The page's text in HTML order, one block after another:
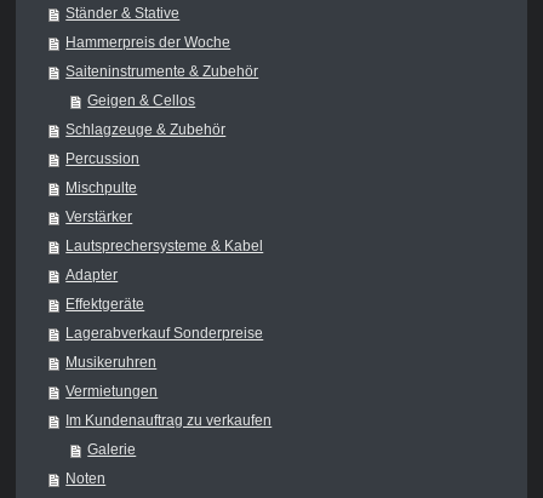
Ständer & Stative
Hammerpreis der Woche
Saiteninstrumente & Zubehör
Geigen & Cellos
Schlagzeuge & Zubehör
Percussion
Mischpulte
Verstärker
Lautsprechersysteme & Kabel
Adapter
Effektgeräte
Lagerabverkauf Sonderpreise
Musikeruhren
Vermietungen
Im Kundenauftrag zu verkaufen
Galerie
Noten